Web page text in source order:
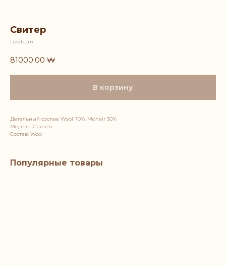
Свитер
Lowburn
81000.00 ₩
В корзину
Детальный состав: Wool 70%, Mohair 30%
Модель: Свитер
Состав: Wool
Популярные товары